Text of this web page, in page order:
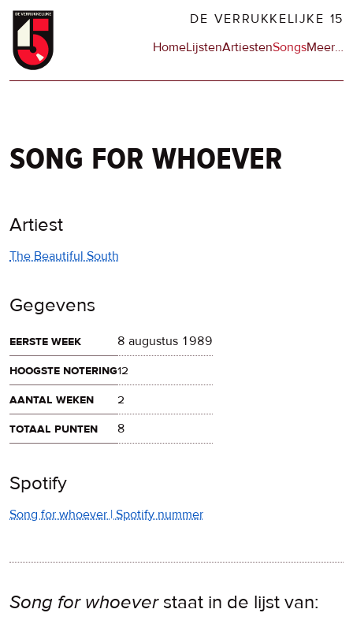
Overslaan
naar
DE VERRUKKELIJKE 15
Hoofdnavigatie
HomeLijstenArtiestenSongsMeerop
…
song for whoever
Artiest
The Beautiful South
Gegevens
eerste week
8 augustus 1989
hoogste notering12
aantal weken
2
totaal punten
8
Spotify
Song for whoever | Spotify nummer
Song for whoeverstaat in de lijst van: